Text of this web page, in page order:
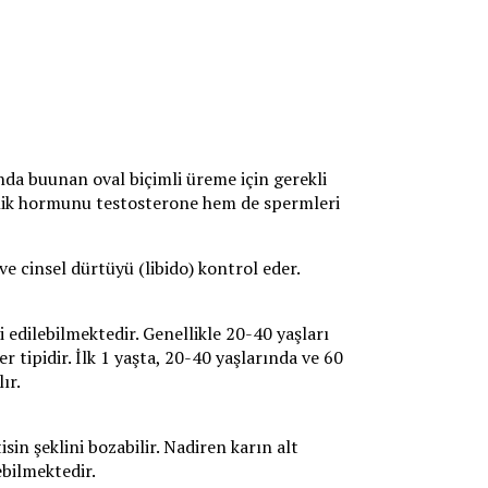
buunan oval biçimli üreme için gerekli
hormunu testosterone hem de spermleri
cinsel dürtüyü (libido) kontrol eder.
Genellikle 20-40 yaşları
tipidir. İlk 1 yaşta, 20-40 yaşlarında ve 60
şeklini bozabilir. Nadiren karın alt